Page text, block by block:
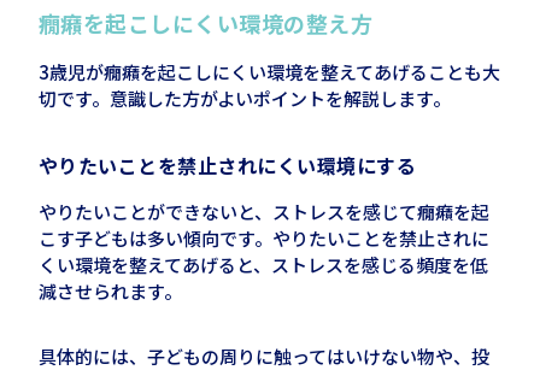
癇癪を起こしにくい環境の整え方
3歳児が癇癪を起こしにくい環境を整えてあげることも大
切です。意識した方がよいポイントを解説します。
やりたいことを禁止されにくい環境にする
やりたいことができないと、ストレスを感じて癇癪を起
こす子どもは多い傾向です。やりたいことを禁止されに
くい環境を整えてあげると、ストレスを感じる頻度を低
減させられます。
具体的には、子どもの周りに触ってはいけない物や、投